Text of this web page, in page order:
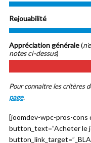
Rejouabilité
Appréciation générale(
notes ci-dessus)
Pour connaitre les critères
page.
[joomdev-wpc-pros-cons
button_text=”Acheter le